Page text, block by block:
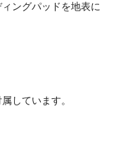
ングパッドを地表に
しています。